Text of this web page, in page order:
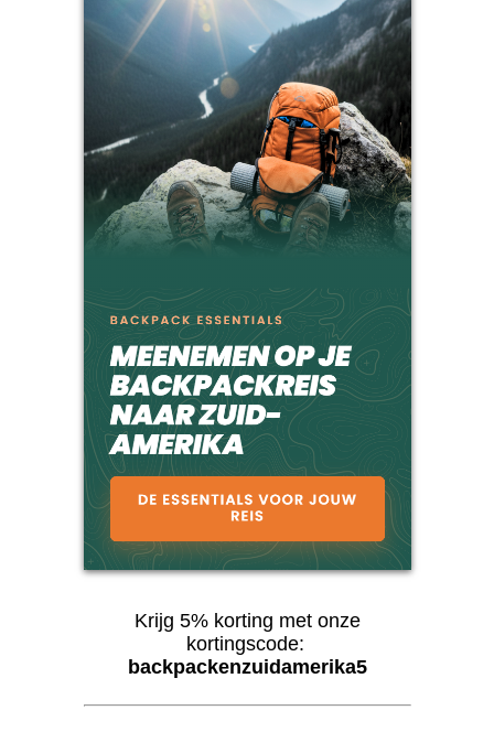
Krijg 5% korting met onze
kortingscode:
backpackenzuidamerika5